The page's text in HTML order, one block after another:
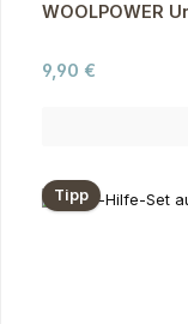
WOOLPOWER
Regulärer Preis:
9,90 €
Tipp